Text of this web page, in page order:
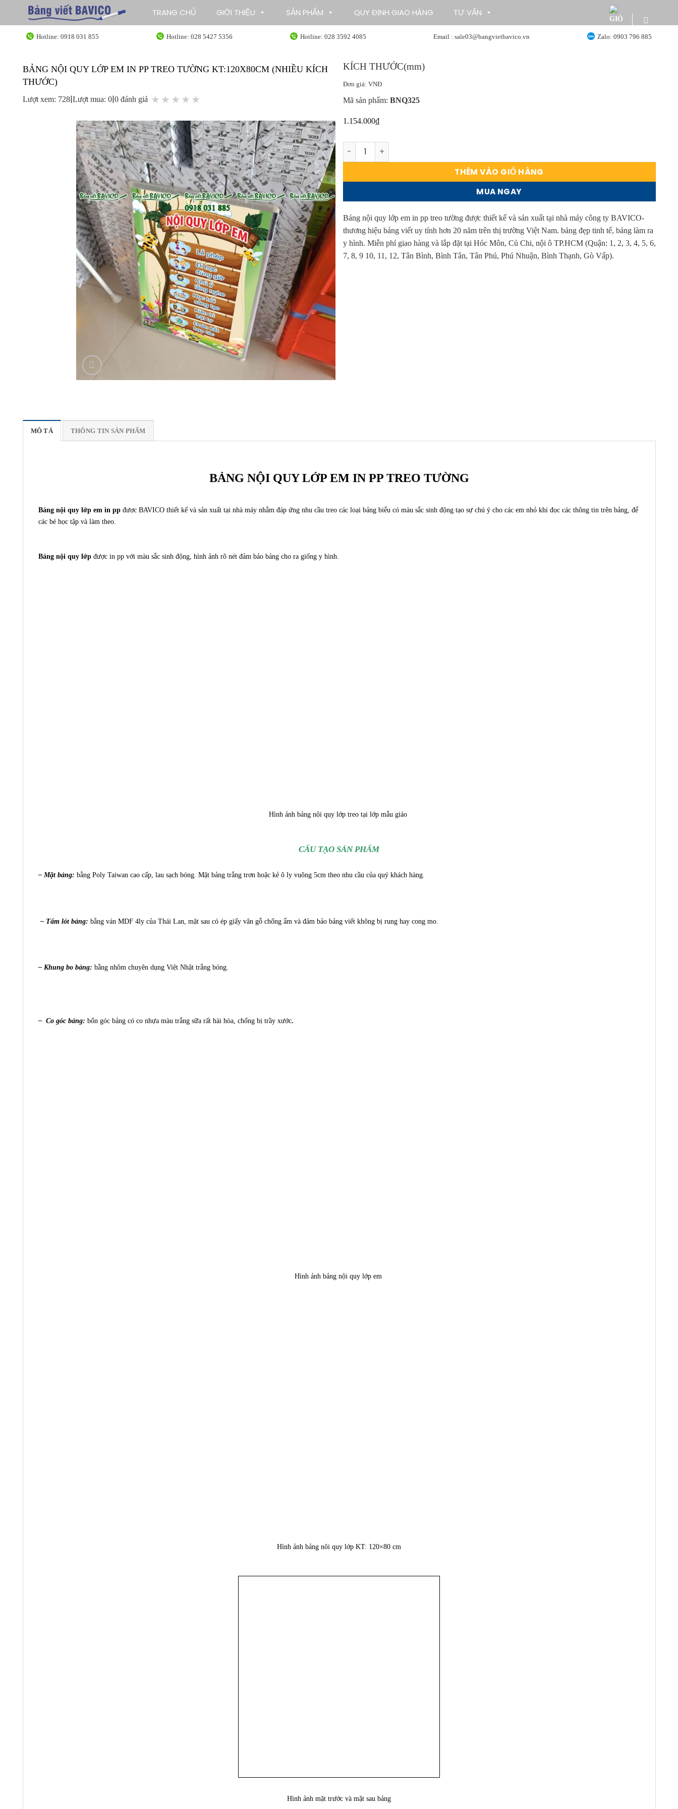
TRANG CHỦ GIỚI THIỆU SẢN PHẨM QUY ĐỊNH GIAO HÀNG TƯ VẤN
Hotline: 0918 031 855 Hotline: 028 5427 5356 Hotline: 028 3592 4085 Email : sale03@bangvietbavico.vn Zalo: 0903 796 885
BẢNG NỘI QUY LỚP EM IN PP TREO TƯỜNG KT:120X80CM (NHIỀU KÍCH
THƯỚC)
Lượt xem: 728|Lượt mua: 0|0 đánh giá ★ ★ ★ ★ ★
KÍCH THƯỚC(mm)
Đơn giá: VNĐ
Mã sản phẩm: BNQ325
1.154.000₫
Bảng nội quy lớp em in pp treo tường KT:120x80cm (nhiều kích thước) số lượng
THÊM VÀO GIỎ HÀNG
MUA NGAY
Bảng nội quy lớp em in pp treo tường được thiết kế và sản xuất tại nhà máy công ty BAVICO-
thương hiệu bảng viết uy tính hơn 20 năm trên thị trường Việt Nam. bảng đẹp tinh tế, bảng làm ra
y hình. Miễn phí giao hàng và lắp đặt tại Hóc Môn, Củ Chi, nội ô TP.HCM (Quận: 1, 2, 3, 4, 5, 6,
7, 8, 9 10, 11, 12, Tân Bình, Bình Tân, Tân Phú, Phú Nhuận, Bình Thạnh, Gò Vấp).
MÔ TẢ THÔNG TIN SẢN PHẨM
BẢNG NỘI QUY LỚP EM IN PP TREO TƯỜNG
Bảng nội quy lớp em in ppđược BAVICO thiết kế và sản xuất tại nhà máy nhằm đáp ứng nhu cầu treo các loại bảng biểu có màu sắc sinh động tạo sự chú ý cho các em nhỏ khi đọc các thông tin trên bảng, để
các bé học tập và làm theo.
Bảng nội quy lớpđược in pp với màu sắc sinh động, hình ảnh rõ nét đảm bảo bảng cho ra giống y hình.
Hình ảnh bảng nội quy lớp treo tại lớp mẫu giáo
CẤU TẠO SẢN PHẨM
– Mặt bảng: bằng Poly Taiwan cao cấp, lau sạch bóng. Mặt bảng trắng trơn hoặc kẻ ô ly vuông 5cm theo nhu cầu của quý khách hàng.
– Tấm lót bảng: bằng ván MDF 4ly của Thái Lan, mặt sau có ép giấy vân gỗ chống ẩm và đảm bảo bảng viết không bị rung hay cong mo.
– Khung bo bảng: bằng nhôm chuyên dụng Việt Nhật trắng bóng.
– Co góc bảng: bốn góc bảng có co nhựa màu trắng sữa rất hài hòa, chống bị trầy xước.
Hình ảnh bảng nội quy lớp em
Hình ảnh bảng nôi quy lớp KT: 120×80 cm
Hình ảnh mặt trước và mặt sau bảng